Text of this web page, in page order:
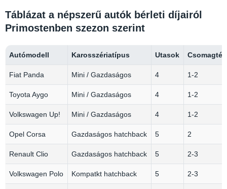
Táblázat a népszerű autók bérleti díjairól
Primostenben szezon szerint
Autómodell Karosszériatípus Utasok
Fiat Panda Mini / Gazdaságos 4 1-2
Toyota Aygo Mini / Gazdaságos 4 1-2
Volkswagen Up! Mini / Gazdaságos 4 1-2
Opel Corsa Gazdaságos hatchback 5 2
Renault Clio Gazdaságos hatchback 5 2-3
Volkswagen Polo Kompatkt hatchback 5 2-3